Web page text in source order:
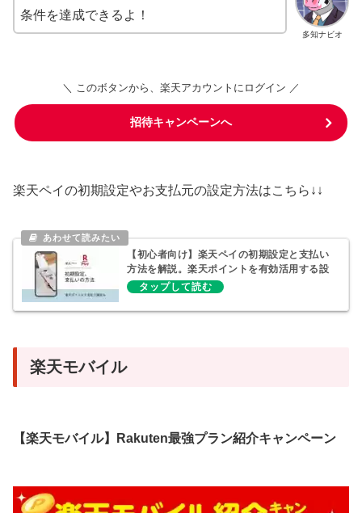
多知ナビオ
条件を達成できるよ！
＼ このボタンから、楽天アカウントにログイン ／
招待キャンペーンへ
楽天ペイの初期設定やお支払元の設定方法はこちら↓↓
【初心者向け】楽天ペイの初期設定と支払い
方法を解説。楽天ポイントを有効活用する設
定も
楽天モバイル
【楽天モバイル】Rakuten最強プラン紹介キャンペーン